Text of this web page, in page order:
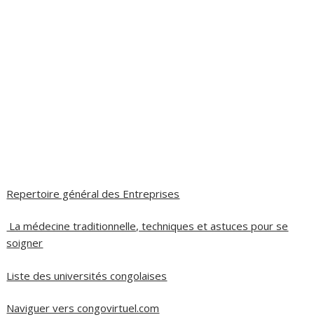
Repertoire général des Entreprises
La médecine traditionnelle, techniques et astuces pour se
soigner
Liste des universités congolaises
Naviguer vers congovirtuel.com